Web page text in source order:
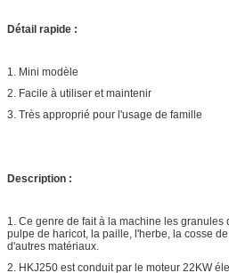
Détail rapide :
1. Mini modèle
2. Facile à utiliser et maintenir
3. Très approprié pour l'usage de famille
Description :
1. Ce genre de fait à la machine les
pulpe de haricot, la paille, l'herbe, la cosse
d'autres matériaux.
2. HKJ250 est conduit par le moteur 22KW